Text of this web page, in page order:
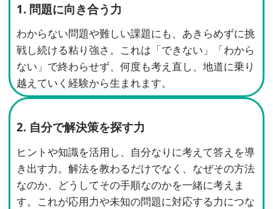
1. 問題に向き合う力
わからない問題や難しい課題にも、あきらめずに挑
戦し続ける粘り強さ。これは「できない」「わから
ない」で終わらせず、何度も考え直し、地道に乗り
越えていく経験から生まれます。
2. 自分で解決策を探す力
ヒントや知識を活用し、自分なりに考えて答えを導
き出す力。解法を教わるだけでなく、なぜその方法
なのか、どうしてその手順なのかを一緒に考えま
す。これが応用力や未知の問題に対応する力につな